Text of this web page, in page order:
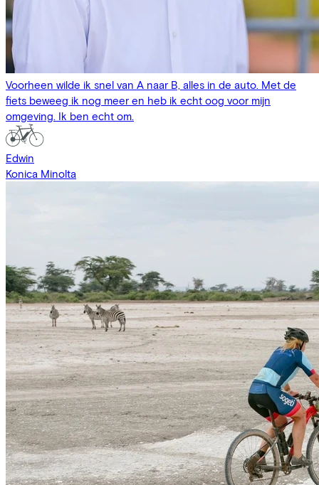
Voorheen wilde ik snel van A naar B, alles in de auto. Met de
fiets beweeg ik nog meer en heb ik echt oog voor mijn
omgeving. Ik ben echt om.
Edwin
Konica Minolta